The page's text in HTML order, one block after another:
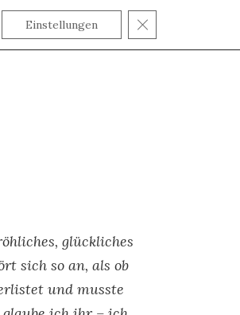
glückliches
sich so an, als ob
und musste
Einstellungen GDPR